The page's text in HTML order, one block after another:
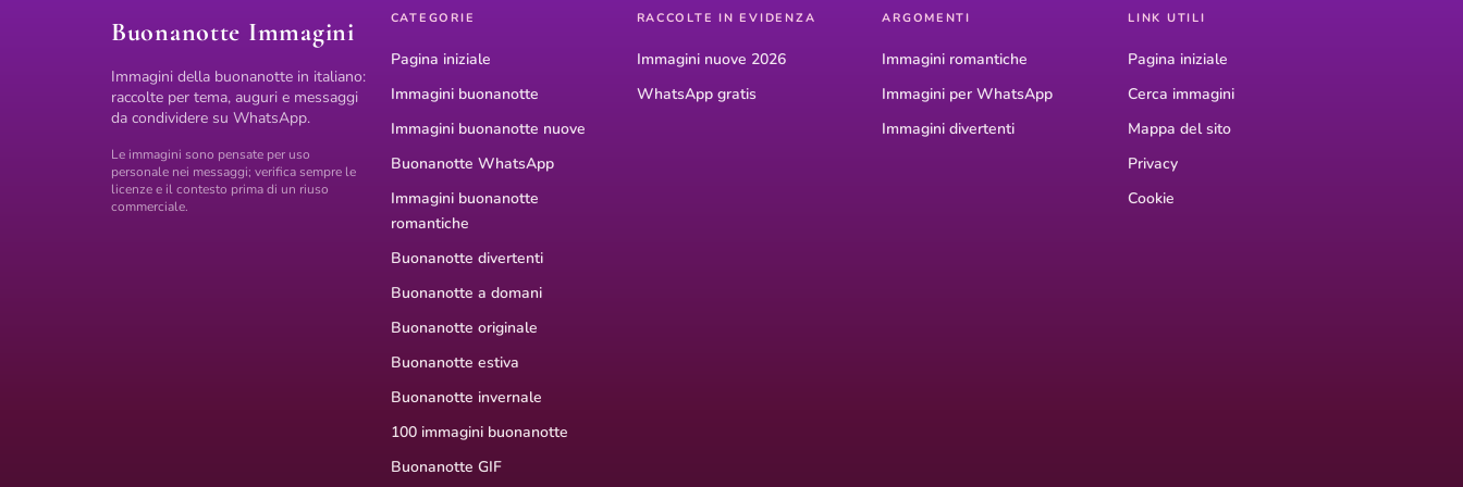
Buonanotte Immagini
Immagini della buonanotte in italiano:
raccolte per tema, auguri e messaggi
da condividere su WhatsApp.
Le immagini sono pensate per uso
personale nei messaggi; verifica sempre le
licenze e il contesto prima di un riuso
commerciale.
CATEGORIE
Pagina iniziale
Immagini buonanotte
Immagini buonanotte nuove
Buonanotte WhatsApp
Immagini buonanotte
romantiche
Buonanotte divertenti
Buonanotte a domani
Buonanotte originale
Buonanotte estiva
Buonanotte invernale
100 immagini buonanotte
Buonanotte GIF
RACCOLTE IN EVIDENZA
Immagini nuove 2026
WhatsApp gratis
ARGOMENTI
Immagini romantiche
Immagini per WhatsApp
Immagini divertenti
LINK UTILI
Pagina iniziale
Cerca immagini
Mappa del sito
Privacy
Cookie